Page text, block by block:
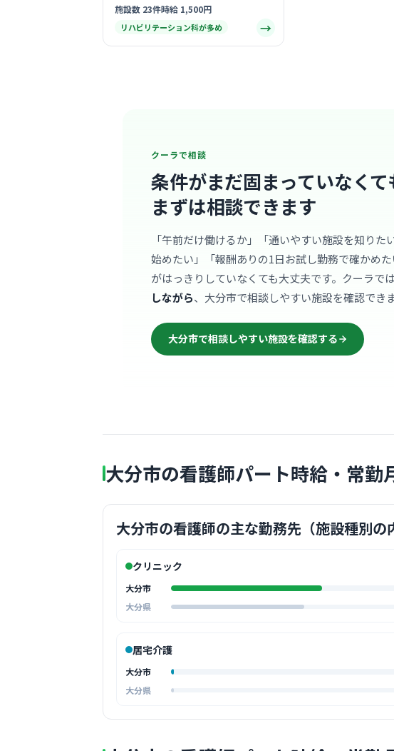
施設数 23件時給 1,500円
リハビリテーション科が多め →
クーラで相談
条件がまだ固まっていなくて
まずは相談できます
「午前だけ働けるか」「通いやすい施設を知りた
始めたい」「報酬ありの1日お試し勤務で確かめ
がはっきりしていなくても大丈夫です。クーラでは
しながら、大分市で相談しやすい施設を確認できま
大分市で相談しやすい施設を確認する
大分市の看護師パート時給・常勤
大分市の看護師の主な勤務先（施設種別の
クリニック
大分市
大分県
居宅介護
大分市
大分県